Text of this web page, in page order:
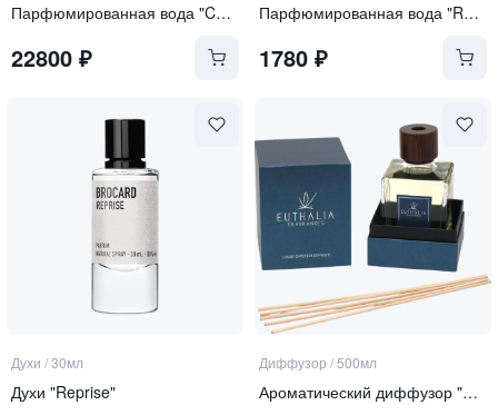
Парфюмированная вода "CHAPPAYA PUTTA"
22800 ₽
Парфюмированная вода "Reprise"
1780₽
Духи /30мл
Духи "Reprise"
Диффузор /500мл
Ароматический диффузор "Ambre Noir"